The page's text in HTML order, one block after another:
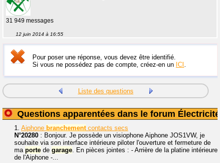
31 949 messages
12 juin 2014 à 16:55
Pour poser une réponse, vous devez être identifié.
Si vous ne possédez pas de compte, créez-en un ICI .
Liste des questions
Questions apparentées dans le forum Électricité
1. Aiphone branchementcontacts secs
N°20280 : Bonjour. Je possède un visiophone Aiphone JOS1VW, je
souhaite via son interface intérieure piloter l'ouverture et fermeture de
ma porte de garage. En pièces jointes : - Arrière de la platine intérieure
de l'Aiphone -...